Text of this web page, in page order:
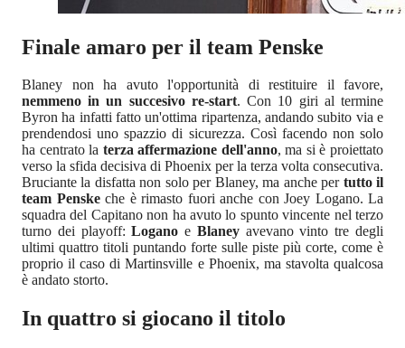
Finale amaro per il team Penske
Blaney non ha avuto l'opportunità di restituire il favore,
nemmeno in un succesivo re-start. Con 10 giri al termine
Byron ha infatti fatto un'ottima ripartenza, andando subito via e
prendendosi uno spazzio di sicurezza. Così facendo non solo
ha centrato la terza affermazione dell'anno, ma si è proiettato
verso la sfida decisiva di Phoenix per la terza volta consecutiva.
Bruciante la disfatta non solo per Blaney, ma anche pertutto il
team Penske che è rimasto fuori anche con Joey Logano. La
squadra del Capitano non ha avuto lo spunto vincente nel terzo
turno dei playoff:Logano e Blaney avevano vinto tre degli
ultimi quattro titoli puntando forte sulle piste più corte, come è
proprio il caso di Martinsville e Phoenix, ma stavolta qualcosa
è andato storto.
In quattro si giocano il titolo